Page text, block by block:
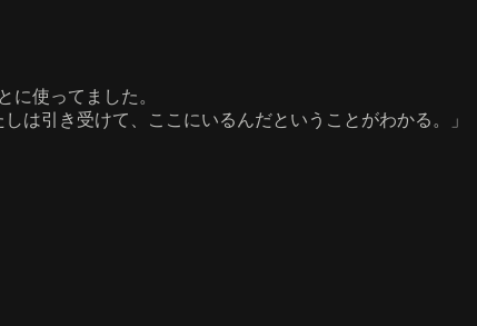
に使ってました。
は引き受けて、ここにいるんだということがわかる。」